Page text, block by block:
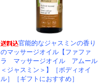
官能的なジャスミンの香り
のマッサージオイル【ファファ
ラ マッサージオイル アムール
＜ジャスミン＞】［ボディオイ
ル］［ギフトにおすすめ］